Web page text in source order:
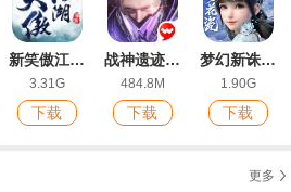
新笑傲江湖手游IOS福利版
3.31G
下载
战神遗迹ios版
484.8M
下载
梦幻新诛仙手游官方版
1.90G
下载
更多